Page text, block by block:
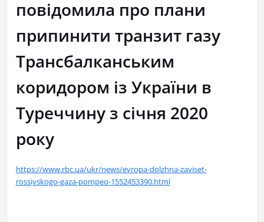
повідомила про плани
припинити транзит газу
Трансбалканським
коридором із України в
Туреччину з січня 2020
року
https://www.rbc.ua/ukr/news/evropa-dolzhna-zaviset-
rossiyskogo-gaza-pompeo-1552453390.html